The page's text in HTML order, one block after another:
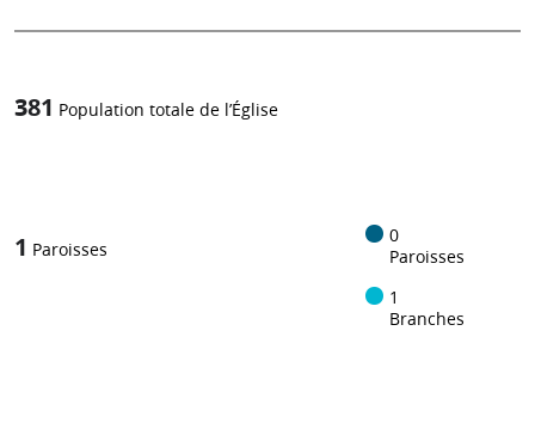
381 Population totale de l’Église
1 Paroisses
0
Paroisses
1
Branches